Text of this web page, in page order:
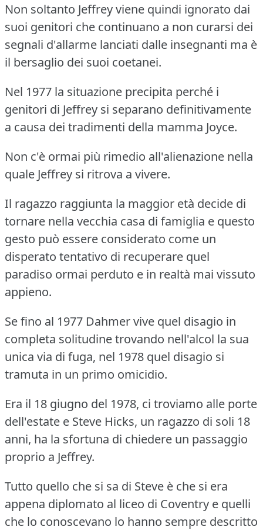
Non soltanto Jeffrey viene quindi ignorato dai
suoi genitori che continuano a non curarsi dei
segnali d'allarme lanciati dalle insegnanti ma è
il bersaglio dei suoi coetanei.
Nel 1977 la situazione precipita perché i
genitori di Jeffrey si separano definitivamente
a causa dei tradimenti della mamma Joyce.
Non c'è ormai più rimedio all'alienazione nella
quale Jeffrey si ritrova a vivere.
Il ragazzo raggiunta la maggior età decide di
tornare nella vecchia casa di famiglia e questo
gesto può essere considerato come un
disperato tentativo di recuperare quel
paradiso ormai perduto e in realtà mai vissuto
appieno.
Se fino al 1977 Dahmer vive quel disagio in
completa solitudine trovando nell'alcol la sua
unica via di fuga, nel 1978 quel disagio si
tramuta in un primo omicidio.
Era il 18 giugno del 1978, ci troviamo alle porte
dell'estate e Steve Hicks, un ragazzo di soli 18
anni, ha la sfortuna di chiedere un passaggio
proprio a Jeffrey.
Tutto quello che si sa di Steve è che si era
appena diplomato al liceo di Coventry e quelli
che lo conoscevano lo hanno sempre descritto